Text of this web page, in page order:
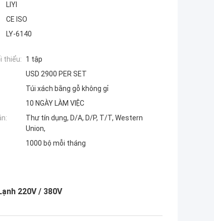
LIYI
CE ISO
LY-6140
thiểu:
1 tập
USD 2900 PER SET
Túi xách bằng gỗ không gỉ
10 NGÀY LÀM VIỆC
Thư tín dụng, D/A, D/P, T/T, Western
Union,
1000 bộ mỗi tháng
220V / 380V